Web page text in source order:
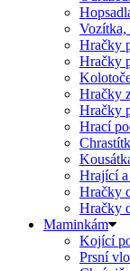
Vozítka,
Hračky
Hračky
Hračky
Hračky
Hrací
Hrající
Hračky
Hračky
Maminkám
Kojící
Prsní